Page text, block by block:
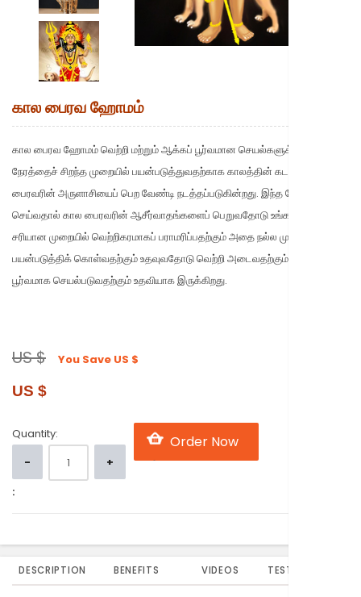
கால பைரவ ஹோமம்
கால பைரவ ஹோமம் வெற்றி மற்றும் ஆக்கப் பூர்வமான செயல்களுக்கு உங்கள்
நேரத்தைச் சிறந்த முறையில் பயன்படுத்துவதற்காக காலத்தின் கடவுளான கால
பைரவரின் அருளாசியைப் பெற வேண்டி நடத்தப்படுகின்றது. இந்த ஹோமத்தைச்
செய்வதால் கால பைரவரின் ஆசீர்வாதங்களைப் பெறுவதோடு உங்கள் நேரத்தைச்
சரியான முறையில் வெற்றிகரமாகப் பராமரிப்பதற்கும் அதை நல்ல முறையில்
பயன்படுத்திக் கொள்வதற்கும் உதவுவதோடு வெற்றி அடைவதற்கும் ஆக்கப்
பூர்வமாக செயல்படுவதற்கும் உதவியாக இருக்கிறது.
US $ You Save US $
US $
Quantity:
:
DESCRIPTION BENEFITS VIDEOS TESTIMONIALS